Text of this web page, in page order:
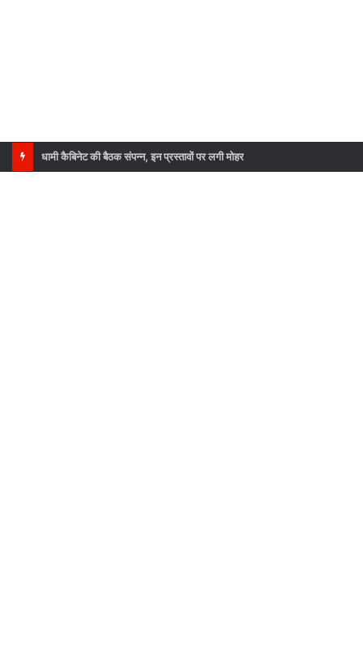
दर्दनाक सड़क हादसा, बोलेरो खाई में गिरने से 6 की मौत